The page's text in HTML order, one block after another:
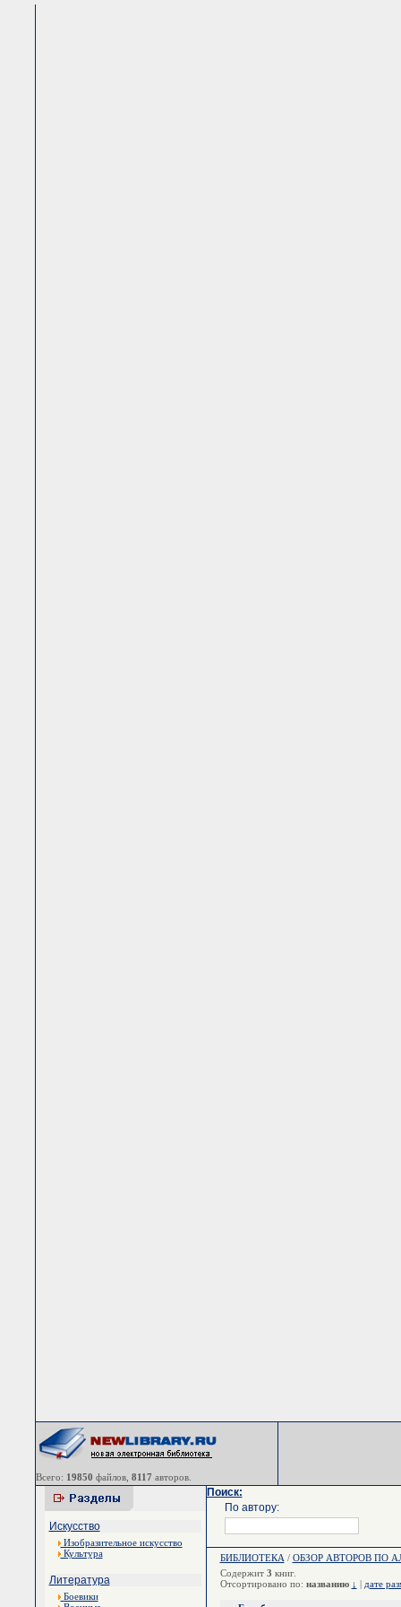
Всего: 19850 файлов, 8117 авторов.
Искусство
Изобразительное искусство
Культура
Литература
Боевики
Поиск:
По автору:
БИБЛИОТЕКА / ОБЗОР АВТОРОВ ПО
Содержит 3 книг.
Отсортировано по: названию ↓ | дате